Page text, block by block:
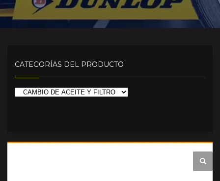
CATEGORÍAS DEL PRODUCTO